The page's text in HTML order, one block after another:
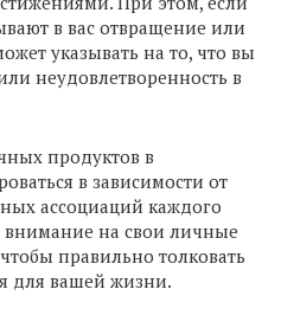
в вас отвращение или
указывать на то, что вы
неудовлетворенность в
продуктов в
в зависимости от
ассоциаций каждого
внимание на свои личные
правильно толковать
для вашей жизни.